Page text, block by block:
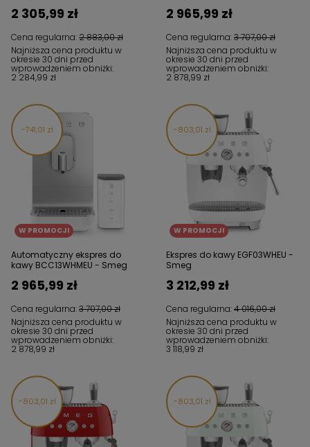
Cena regularna:2 883,00 zł
2 305,99 zł
Najniższa cena produktu w
okresie 30 dni przed
wprowadzeniem obniżki:
2 284,99 zł
Cena regularna:3 707,00 zł
2 965,99 zł
Najniższa cena produktu w
okresie 30 dni przed
wprowadzeniem obniżki:
2 878,99 zł
741,01 zł
W PROMOCJI
Automatyczny ekspres do
kawy BCC13WHMEU - Smeg
Cena regularna:3 707,00 zł
2 965,99 zł
Najniższa cena produktu w
okresie 30 dni przed
wprowadzeniem obniżki:
2 878,99 zł
803,01 zł
W PROMOCJI
Ekspres do kawy EGF03WHEU -
Smeg
Cena regularna:4 016,00 zł
3 212,99 zł
Najniższa cena produktu w
okresie 30 dni przed
wprowadzeniem obniżki:
3 118,99 zł
803,01 zł 803,01 zł